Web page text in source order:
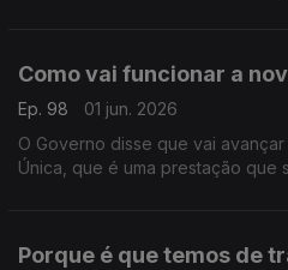
Como vai funcionar a
Ep. 98
01 jun. 2026
O Governo disse que vai
Única, que é uma prestação que
Porque é que temos de